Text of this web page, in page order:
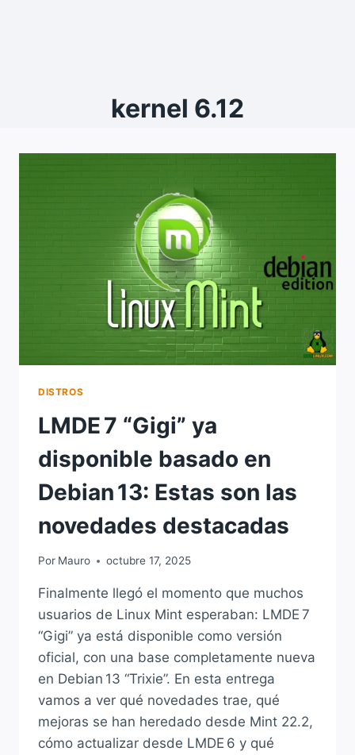
kernel 6.12
DISTROS
LMDE 7 “Gigi” ya
disponible basado en
Debian 13: Estas son las
novedades destacadas
Por Mauro octubre 17, 2025
Finalmente llegó el momento que muchos
usuarios de Linux Mint esperaban: LMDE 7
“Gigi” ya está disponible como versión
oficial, con una base completamente nueva
en Debian 13 “Trixie”. En esta entrega
vamos a ver qué novedades trae, qué
mejoras se han heredado desde Mint 22.2,
cómo actualizar desde LMDE 6 y qué